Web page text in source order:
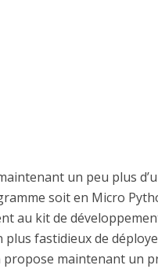
un peu plus
soit en Micro
au kit de
plus fastidieux de
maintenant un